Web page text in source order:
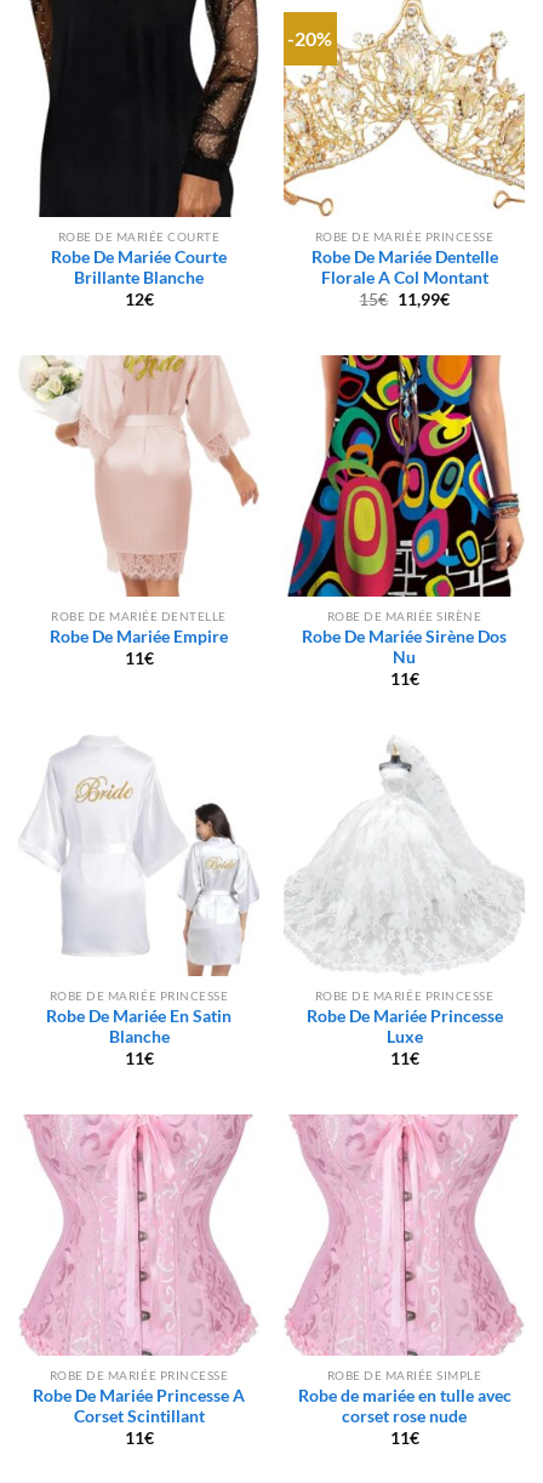
ROBE DE MARIÉE COURTE
Robe De Mariée Courte
Brillante Blanche
12€
-20%
ROBE DE MARIÉE PRINCESSE
Robe De Mariée Dentelle
Florale A Col Montant
15€ Le
prix
15€.
11,99€Le
11,99€.
ROBE DE MARIÉE DENTELLE
Robe De Mariée Empire
11€
ROBE DE MARIÉE SIRÈNE
Robe De Mariée Sirène Dos
Nu
11€
ROBE DE MARIÉE PRINCESSE
Robe De Mariée En Satin
Blanche
11€
ROBE DE MARIÉE PRINCESSE
Robe De Mariée Princesse
Luxe
11€
ROBE DE MARIÉE PRINCESSE
Robe De Mariée Princesse A
Corset Scintillant
11€
ROBE DE MARIÉE SIMPLE
Robe de mariée en tulle avec
corset rose nude
11€